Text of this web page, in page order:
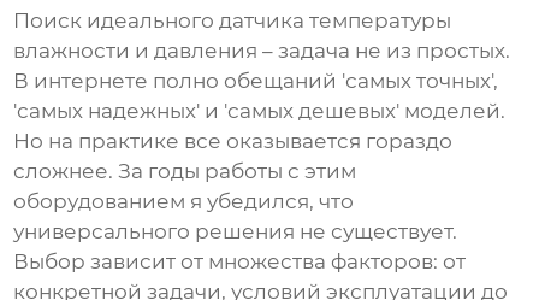
Поиск идеальногодатчика температуры
влажности и давления – задача не из простых.
В интернете полно обещаний 'самых точных',
'самых надежных' и 'самых дешевых' моделей.
Но на практике все оказывается гораздо
сложнее. За годы работы с этим
оборудованием я убедился, что
универсального решения не существует.
Выбор зависит от множества факторов: от
конкретной задачи, условий эксплуатации до